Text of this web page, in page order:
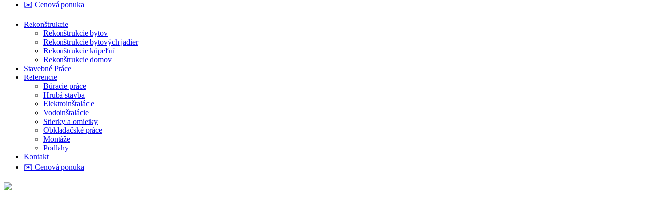
✉️ Cenová ponuka
Rekonštrukcie
Rekonštrukcie bytov
Rekonštrukcie bytových jadier
Rekonštrukcie kúpeľní
Rekonštrukcie domov
Stavebné Práce
Referencie
Búracie práce
Hrubá stavba
Elektroinštalácie
Vodoinštalácie
Stierky a omietky
Obkladačské práce
Montáže
Podlahy
Kontakt
✉️ Cenová ponuka